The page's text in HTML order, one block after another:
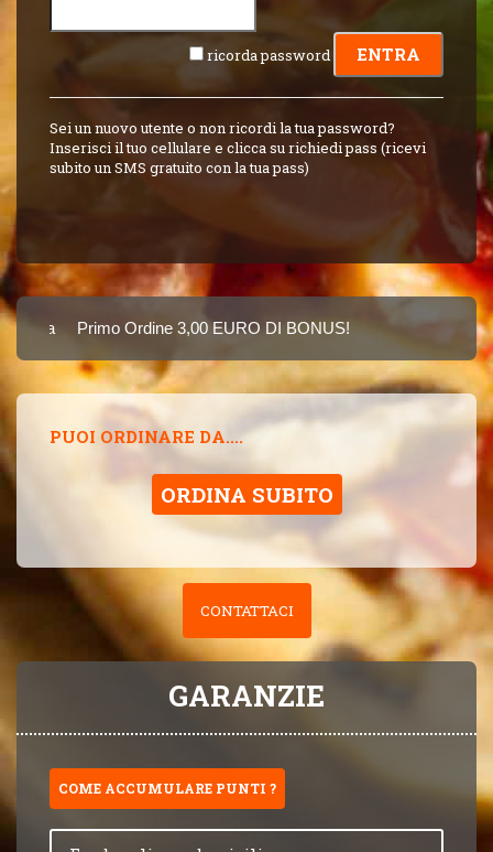
ricorda password
Sei un nuovo utente o non ricordi la tua password?
Inserisci il tuo cellulare e clicca su richiedi pass (ricevi
subito un SMS gratuito con la tua pass)
Primo Ordine 3,00 EURO DI BONUS!
8 PUNTI 3,00
PUOI ORDINARE DA....
ORDINA SUBITO
CONTATTACI
GARANZIE
COME ACCUMULARE PUNTI ?